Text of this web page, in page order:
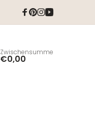
Facebook
Pinterest
Instagram
YouTube
Zwischensumme
€0,00